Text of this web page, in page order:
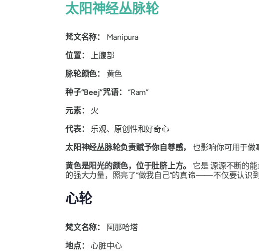
太阳神经丛脉轮
梵文名称：
Manipura
位置：
上腹部
脉轮颜色：
黄色
种子“Beej”咒语：
“Ram”
元素：
火
代表： 乐观、原创性和好奇心
太阳神经丛脉轮负责赋予你自尊感，
也影响你可用于做
黄色是阳光的颜色，位于肚脐上方。
它是源源不断的
的强大力量，照亮了“做我自己”的真谛——不仅要认识
心轮
梵文名称：
阿那哈塔
地点：
心脏中心